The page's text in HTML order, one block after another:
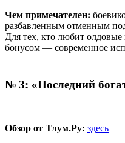
Чем примечателен:
разбавленным отменным
Для тех, кто любит
бонусом — современное
№ 3: «Последний
Обзор от Тлум.Ру: здесь